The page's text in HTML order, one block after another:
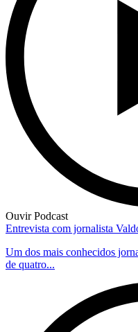
Ouvir Podcast
Entrevista com jornalista
Um dos mais conhecidos
de quatro...